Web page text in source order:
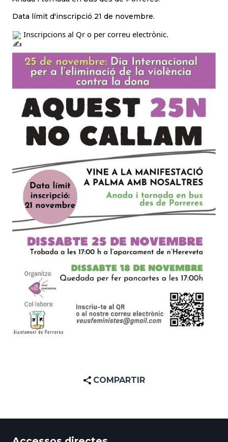
Data límit d'inscripció 21 de novembre.
Inscripcions al Qr o per correu electrònic.
COMPARTIR